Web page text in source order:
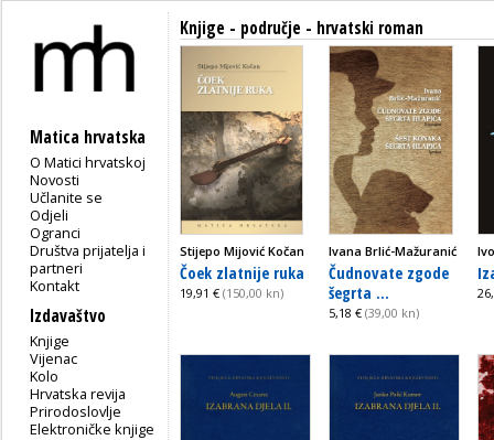
Matica hrvatska
O Matici hrvatskoj
Novosti
Učlanite se
Odjeli
Ogranci
Društva prijatelja i
partneri
Kontakt
Izdavaštvo
Knjige
Vijenac
Kolo
Hrvatska revija
Prirodoslovlje
Elektroničke knjige
Knjige - područje - hrvatski roman
Stijepo Mijović Kočan
Čoek zlatnije ruka
19,91 € (150,00 kn)
Ivana Brlić-Mažuranić
Čudnovate zgode
šegrta ...
5,18 € (39,00 kn)